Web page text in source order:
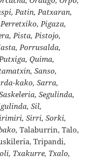
Patin, Patxaran,
Pigaza,
Pista, Pistojo,
Porrusalda,
Quima,
Sanso,
kako, Sarra,
Segulinda,
Sil,
Sirri, Sorki,
Talaburrin, Talo,
Tripandi,
Txakurre, Txalo,